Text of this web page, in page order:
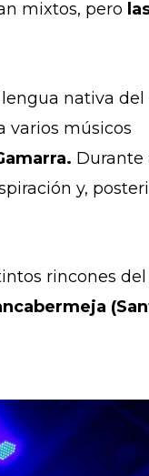
mixtos, pero
nativa del
varios músicos
Durante
y,
rincones del